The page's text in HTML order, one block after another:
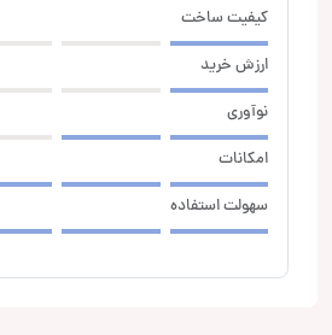
کیفیت ساخت
ارزش خرید
نوآوری
امکانات
سهولت استفاده